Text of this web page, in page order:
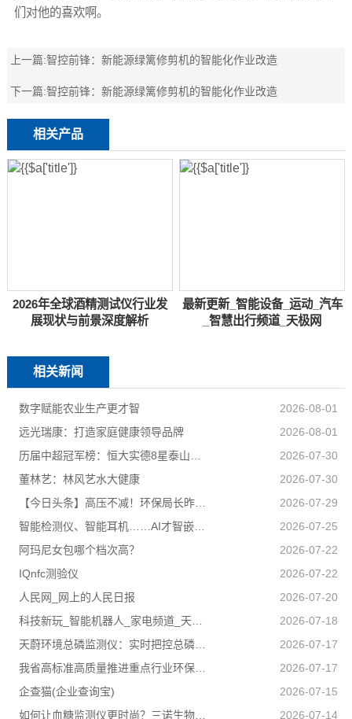
们对他的喜欢啊。
上一篇:智控前锋：新能源绿篱修剪机的智能化作业改造
下一篇:智控前锋：新能源绿篱修剪机的智能化作业改造
相关产品
2026年全球酒精测试仪行业发
展现状与前景深度解析
最新更新_智能设备_运动_汽车
_智慧出行频道_天极网
相关新闻
数字赋能农业生产更才智
2026-08-01
远光瑞康：打造家庭健康领导品牌
2026-08-01
2026-07-30
董林艺：林风艺水大健康
2026-07-30
【今日头条】高压不减！环保局长昨夜又去夜查了
2026-07-29
智能检测仪、智能耳机……AI才智嵌入百姓日子 科技盈利惠及民生
2026-07-25
阿玛尼女包哪个档次高？
2026-07-22
IQnfc测验仪
2026-07-22
人民网_网上的人民日报
2026-07-20
2026-07-18
2026-07-17
我省高标准高质量推进重点行业环保绩效创A
2026-07-17
企查猫(企业查询宝)
2026-07-15
如何让血糖监测仪更时尚？三诺生物给出答案！
2026-07-14